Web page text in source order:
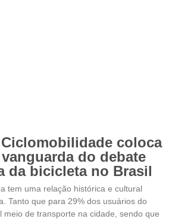
Ciclomobilidade coloca
do debate
da bicicleta no Brasil
tem uma relação histórica e cultural
Tanto que para 29% dos usuários do
meio de transporte na cidade, sendo que